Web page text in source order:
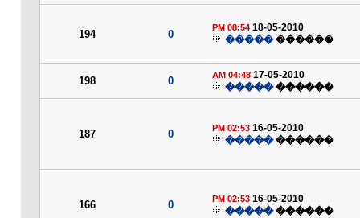
18-05-2010
08:54 PM
������
�����
0
194
17-05-2010
04:48 AM
������
�����
0
198
16-05-2010
02:53 PM
������
�����
0
187
16-05-2010
02:53 PM
������
�����
0
166